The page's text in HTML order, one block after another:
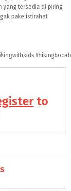
yang tersedia di piring
pake istirahat
#hikingbocah
to